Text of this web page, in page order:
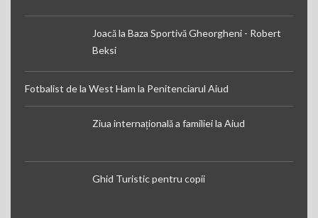
Joacă la Baza Sportivă Gheorgheni - Robert
Beksi
Fotbalist de la West Ham la Penitenciarul Aiud
Ziua internațională a familiei la Aiud
Ghid Turistic pentru copii